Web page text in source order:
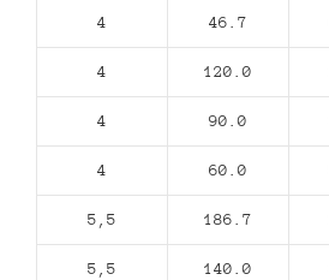
4 46.7
4 120.0
4 90.0
4 60.0
5,5 186.7
5,5 140.0